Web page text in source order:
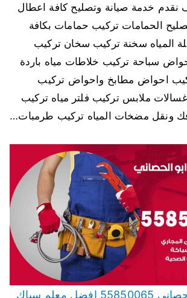
خدمة صيانة وتصليح كافة اعطال
الحمامات تركيب حمامات بكافة
المياه سخنة تركيب سخان تركيب
سباحة تركيب خلاطات مياه باردة
احواض مطابخ واحواض تركيب
ملابس تركيب فلتر مياه تركيب
ونقل مضخات المياه تركيب طرمبات…
فني صحي ابو الحصاني 55850065 افضل معلم سباك